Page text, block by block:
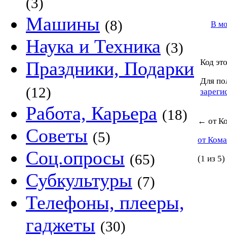
Машины (8)
Наука и Техника (3)
Праздники, Подарки
(12)
Работа, Карьера (18)
Советы (5)
Соц.опросы (65)
Субкультуры (7)
Телефоны, плееры,
гаджеты (30)
В
Код
Для
← от
от
(1 из 5)